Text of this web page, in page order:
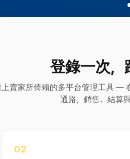
登錄一次，
賣家所倚賴的多平台管理工具 —
通路，銷售、結算
02